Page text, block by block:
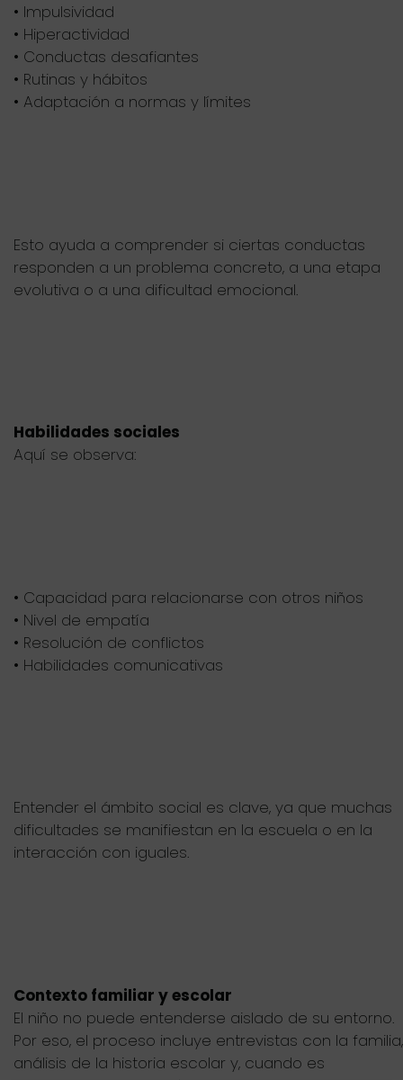
• Impulsividad
• Hiperactividad
• Conductas desafiantes
• Rutinas y hábitos
• Adaptación a normas y límites
Esto ayuda a comprender si ciertas conductas
responden a un problema concreto, a una etapa
evolutiva o a una dificultad emocional.
Habilidades sociales
Aquí se observa:
• Capacidad para relacionarse con otros niños
• Nivel de empatía
• Resolución de conflictos
• Habilidades comunicativas
Entender el ámbito social es clave, ya que muchas
dificultades se manifiestan en la escuela o en la
interacción con iguales.
Contexto familiar y escolar
El niño no puede entenderse aislado de su entorno.
Por eso, el proceso incluye entrevistas con la familia,
análisis de la historia escolar y, cuando es